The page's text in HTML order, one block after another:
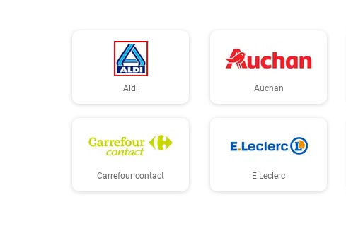
Aldi Auchan
Carrefour contact E.Leclerc